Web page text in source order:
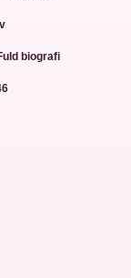
biografi